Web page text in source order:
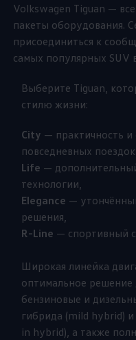
Volkswagen Tiguan —
пакеты оборудования.
присоединиться к
самых популярных SUV
Выберите Tiguan,
стилю жизни:
City — практичность
повседневных
Life —
технологии,
Elegance —
решения,
R-Line — спортивный
Широкая линейка
оптимальное
бензиновые и
гибрида (mild hybrid)
in hybrid), а также